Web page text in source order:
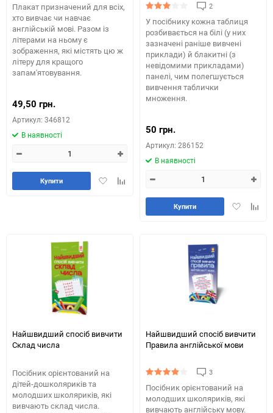
Плакат призначений для всіх,
хто вивчає чи навчає
англійській мові. Разом із
літерами на ньому є
зображення, які містять цю ж
літеру для кращого
запам'ятовування.
49,50 грн.
Артикул: 346812
В наявності
ДодатиДодайте
порівняння
Купити
2
У посібнику кожна таблиця
розбивається на білі (у них
зазначені раніше вивчені
приклади) й блакитні (з
невідомими прикладами)
панелі, чим полегшується
вивчення таблички
множення.
50 грн.
Артикул: 286152
В наявності
Додати
Купити
Найшвидший спосіб вивчити
Склад числа
Посібник орієнтований на
дітей-дошколяриків та
молодших школяриків, які
вивчають склад числа.
Найшвидший спосіб вивчити
Правила англійської мови
3
Посібник орієнтований на
молодших школяриків, які
вивчають англійську мову.